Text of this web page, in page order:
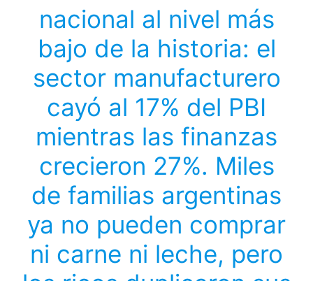
nacional al nivel más
bajo de la historia: el
sector manufacturero
cayó al 17% del PBI
mientras las finanzas
crecieron 27%. Miles
de familias argentinas
ya no pueden comprar
ni carne ni leche, pero